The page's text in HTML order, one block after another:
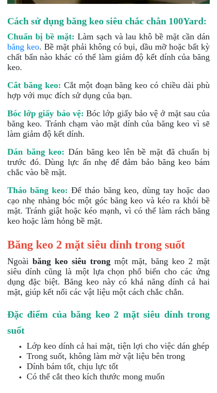
Cách sử dụng băng keo siêu chắc chắn 100Yard:
Chuẩn bị bề mặt: Làm sạch và lau khô bề mặt cần dán
băng keo. Bề mặt phải không có bụi, dầu mỡ hoặc bất kỳ
chất bẩn nào khác có thể làm giảm độ kết dính của băng
keo.
Cắt băng keo: Cắt một đoạn băng keo có chiều dài phù
hợp với mục đích sử dụng của bạn.
Bóc lớp giấy bảo vệ: Bóc lớp giấy bảo vệ ở mặt sau của
băng keo. Tránh chạm vào mặt dính của băng keo vì sẽ
làm giảm độ kết dính.
Dán băng keo: Dán băng keo lên bề mặt đã chuẩn bị
trước đó. Dùng lực ấn nhẹ để đảm bảo băng keo bám
chắc vào bề mặt.
Tháo băng keo: Để tháo băng keo, dùng tay hoặc dao
cạo nhẹ nhàng bóc một góc băng keo và kéo ra khỏi bề
mặt. Tránh giật hoặc kéo mạnh, vì có thể làm rách băng
keo hoặc làm hỏng bề mặt.
Băng keo 2 mặt siêu dính trong suốt
Ngoài băng keo siêu trong một mặt, băng keo 2 mặt
siêu dính cũng là một lựa chọn phổ biến cho các ứng
dụng đặc biệt. Băng keo này có khả năng dính cả hai
mặt, giúp kết nối các vật liệu một cách chắc chắn.
Đặc điểm của băng keo 2 mặt siêu dính trong
suốt
Lớp keo dính cả hai mặt, tiện lợi cho việc dán ghép
Trong suốt, không làm mờ vật liệu bên trong
Dính bám tốt, chịu lực tốt
Có thể cắt theo kích thước mong muốn